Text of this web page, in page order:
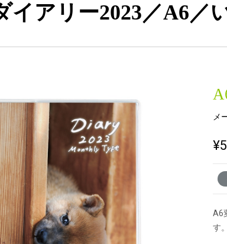
品
ファイル・
ホルダー用品
デジタル文具
新製品一覧
学校ソリューション
沿革
イアリー2023／A6／
メ
A6
す